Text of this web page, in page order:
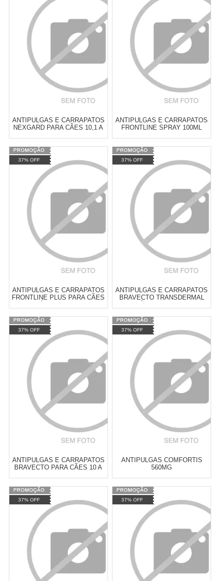
Revendedor)
10 x
Cat:ANTIPULGAS E
CARRAPATOS
COMPRAR
Revendedor)
10
Cat:ANTIPULGAS E
CARRAPATOS
COMPRAR
ANTIPULGAS E CARRAPATOS
NEXGARD PARA CÃES 10,1 A
Varejo:
Atacado: R$ 2.550,90 (Apenas
Revendedor)
10 x
Cat:ANTIPULGAS E
CARRAPATOS
COMPRAR
ANTIPULGAS E CARRAPATOS
FRONTLINE SPRAY 100ML
Varejo:
Atacado: R$ 2.550,90 (Apenas
Revendedor)
10
Cat:ANTIPULGAS E
CARRAPATICIDAS
COMPRAR
37% OFF
ANTIPULGAS E CARRAPATOS
FRONTLINE PLUS PARA CÃES
Varejo:
Atacado: R$ 2.550,90 (Apenas
Revendedor)
10 x
Cat:ANTIPULGAS E
CARRAPATOS
COMPRAR
37% OFF
ANTIPULGAS E CARRAPATOS
BRAVECTO TRANSDERMAL
Varejo:
Atacado: R$ 2.550,90 (Apenas
Revendedor)
10
Cat:ANTIPULGAS E
CARRAPATOS
COMPRAR
37% OFF
ANTIPULGAS E CARRAPATOS
BRAVECTO PARA CÃES 10 A
Varejo:
Atacado: R$ 2.550,90 (Apenas
Revendedor)
10 x
Cat:ANTIPULGAS E
CARRAPATOS
COMPRAR
37% OFF
ANTIPULGAS COMFORTIS
560MG
Varejo:
Atacado: R$ 2.550,90 (Apenas
Revendedor)
10
Cat:ANTIPULGAS E
CARRAPATOS
COMPRAR
37% OFF 37% OFF